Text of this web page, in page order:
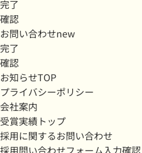
完了
確認
お問い合わせnew
完了
確認
お知らせTOP
プライバシーポリシー
会社案内
受賞実績トップ
採用に関するお問い合わせ
採用問い合わせフォーム入力確認